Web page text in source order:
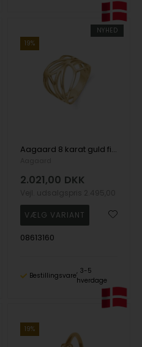
NYHED
19%
Aagaard 8 karat guld fingerring med flot filigran mønster
2.021,00 DKK
08613160
Bestillingsvare
3-5
hverdage
19%